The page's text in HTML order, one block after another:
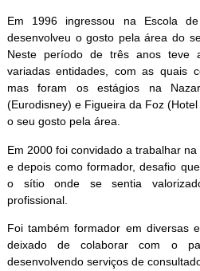
Em 1996 ingressou na Escola
desenvolveu o gosto pela área do
Neste período de três anos teve
variadas entidades, com as quais
mas foram os estágios na
(Eurodisney) e Figueira da Foz
o seu gosto pela área.
Em 2000 foi convidado a trabalhar
e depois como formador, desafio
o sítio onde se sentia
profissional.
Foi também formador em diversas
deixado de colaborar com o
desenvolvendo serviços de